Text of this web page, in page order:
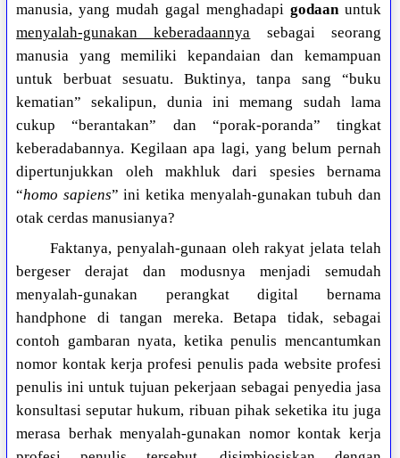
manusia, yang mudah gagal menghadapigodaanuntuk
menyalah-gunakan keberadaannya sebagai seorang
manusia yang memiliki kepandaian dan kemampuan
untuk berbuat sesuatu. Buktinya, tanpa sang “buku
kematian” sekalipun, dunia ini memang sudah lama
cukup “berantakan” dan “porak-poranda” tingkat
keberadabannya. Kegilaan apa lagi, yang belum pernah
dipertunjukkan oleh makhluk dari spesies bernama
“homo sapiens” ini ketika menyalah-gunakan tubuh dan
otak cerdas manusianya?
Faktanya, penyalah-gunaan oleh rakyat jelata telah
bergeser derajat dan modusnya menjadi semudah
menyalah-gunakan perangkat digital bernama
handphone di tangan mereka. Betapa tidak, sebagai
contoh gambaran nyata, ketika penulis mencantumkan
nomor kontak kerja profesi penulis pada website profesi
penulis ini untuk tujuan pekerjaan sebagai penyedia jasa
konsultasi seputar hukum, ribuan pihak seketika itu juga
merasa berhak menyalah-gunakan nomor kontak kerja